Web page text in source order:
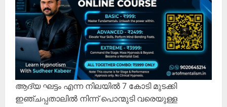
ആദ്യ ഘട്ടം എന്ന നിലയിൽ 7 കോടി മുടക്കി
ഇഞ്ചപ്പതാലിൽ നിന്ന് പൊന്മുടി വരെയുള്ള